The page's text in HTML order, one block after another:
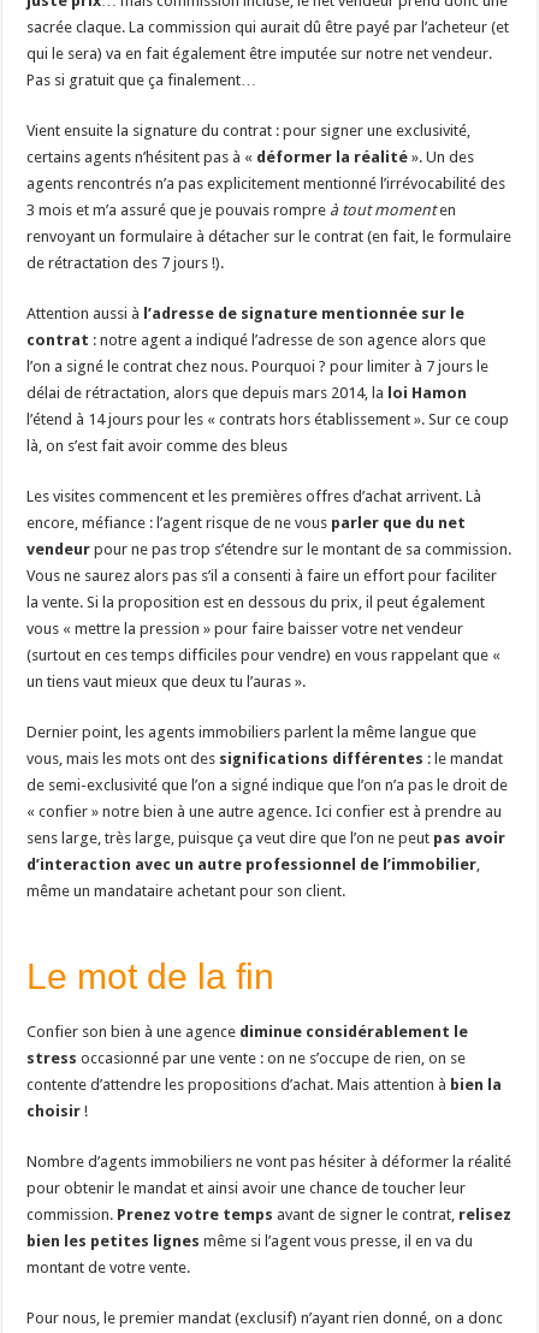
sacrée claque. La commission qui aurait dû être payé par l’acheteur (et
qui le sera) va en fait également être imputée sur notre net vendeur.
Pas si gratuit que ça finalement…
Vient ensuite la signature du contrat : pour signer une exclusivité,
certains agents n’hésitent pas à « déformer la réalité ». Un des
agents rencontrés n’a pas explicitement mentionné l’irrévocabilité des
3 mois et m’a assuré que je pouvais rompre à tout momenten
renvoyant un formulaire à détacher sur le contrat (en fait, le formulaire
de rétractation des 7 jours !).
Attention aussi à l’adresse de signature mentionnée sur le
contrat : notre agent a indiqué l’adresse de son agence alors que
l’on a signé le contrat chez nous. Pourquoi ? pour limiter à 7 jours le
délai de rétractation, alors que depuis mars 2014, la loi Hamon
l’étend à 14 jours pour les « contrats hors établissement ». Sur ce coup
là, on s’est fait avoir comme des bleus
Les visites commencent et les premières offres d’achat arrivent. Là
encore, méfiance : l’agent risque de ne vous parler que du net
vendeur pour ne pas trop s’étendre sur le montant de sa commission.
Vous ne saurez alors pas s’il a consenti à faire un effort pour faciliter
la vente. Si la proposition est en dessous du prix, il peut également
vous « mettre la pression » pour faire baisser votre net vendeur
(surtout en ces temps difficiles pour vendre) en vous rappelant que «
un tiens vaut mieux que deux tu l’auras ».
Dernier point, les agents immobiliers parlent la même langue que
vous, mais les mots ont des significations différentes : le mandat
de semi-exclusivité que l’on a signé indique que l’on n’a pas le droit de
« confier » notre bien à une autre agence. Ici confier est à prendre au
sens large, très large, puisque ça veut dire que l’on ne peut pas avoir
d’interaction avec un autre professionnel de l’immobilier
même un mandataire achetant pour son client.
Le mot de la fin
Confier son bien à une agence diminue considérablement le
stress occasionné par une vente : on ne s’occupe de rien, on se
contente d’attendre les propositions d’achat. Mais attention à bien la
choisir !
Nombre d’agents immobiliers ne vont pas hésiter à déformer la réalité
pour obtenir le mandat et ainsi avoir une chance de toucher leur
commission. Prenez votre temps avant de signer le contrat, relisez
bien les petites lignes même si l’agent vous presse, il en va du
montant de votre vente.
Pour nous, le premier mandat (exclusif) n’ayant rien donné, on a donc